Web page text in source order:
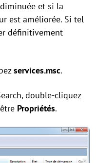
et si la
est améliorée. Si tel
définitivement
services.msc.
double-cliquez
Propriétés.